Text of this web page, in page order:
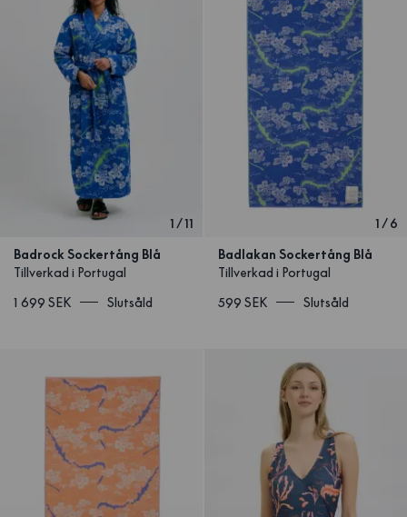
1 /11
Badrock Sockertång Blå
Tillverkad i Portugal
1 699 SEK
Slutsåld
1 /6
Badlakan Sockertång Blå
Tillverkad i Portugal
599 SEK
Slutsåld